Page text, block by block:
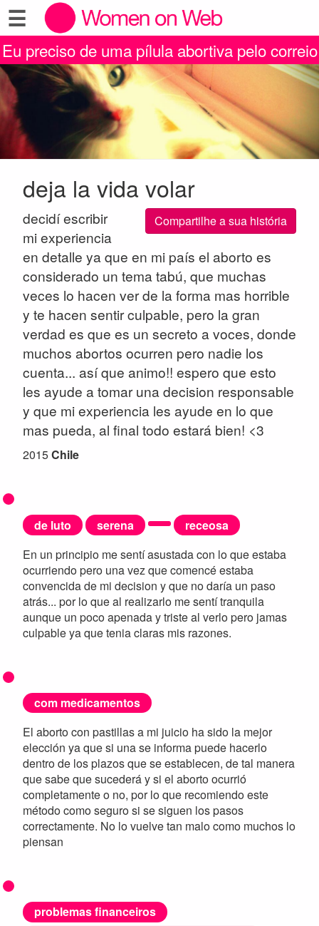
☰
Eu preciso de uma pílula abortiva pelo correio
deja la vida volar
Compartilhe a sua história
decidí escribir
mi experiencia
en detalle ya que en mi país el aborto es
considerado un tema tabú, que muchas
veces lo hacen ver de la forma mas horrible
y te hacen sentir culpable, pero la gran
verdad es que es un secreto a voces, donde
muchos abortos ocurren pero nadie los
cuenta... así que animo!! espero que esto
les ayude a tomar una decision responsable
y que mi experiencia les ayude en lo que
mas pueda, al final todo estará bien! <3
2015Chile
de luto serena
receosa
En un principio me sentí asustada con lo que estaba
ocurriendo pero una vez que comencé estaba
convencida de mi decision y que no daría un paso
atrás... por lo que al realizarlo me sentí tranquila
aunque un poco apenada y triste al verlo pero jamas
culpable ya que tenia claras mis razones.
com medicamentos
El aborto con pastillas a mi juicio ha sido la mejor
elección ya que si una se informa puede hacerlo
dentro de los plazos que se establecen, de tal manera
que sabe que sucederá y si el aborto ocurrió
completamente o no, por lo que recomiendo este
método como seguro si se siguen los pasos
correctamente. No lo vuelve tan malo como muchos lo
piensan
problemas financeiros